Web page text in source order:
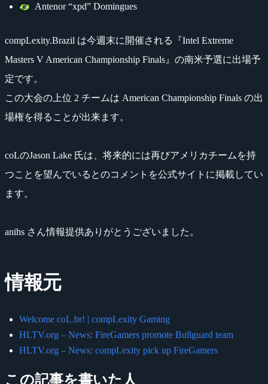
Antenor “xpd” Domingues
compLexity.Brazil は今週末に開催される『Intel Extreme
Masters V American Championship Finals』の南米予選に出場予
定です。
この大会の上位 2 チームは American Championship Finals の出
場権を得ることが出来ます。
coLのJason Lake 氏は、将来的には再びアメリカチームを持
つことを望んでいるとのコメントを公式サイトに掲載してい
ます。
anihs さん情報提供ありがとうございました。
情報元
Welcome coL.br! | compLexity Gaming
HLTV.org – News: FireGamers promote Bullguard team
HLTV.org – News: compLexity pick up FireGamers
この記事を書いた人